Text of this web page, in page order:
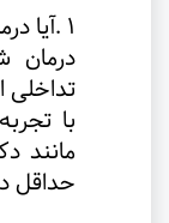
۱ .آیا
درمان
تداخلی
با
مانند
حداقل